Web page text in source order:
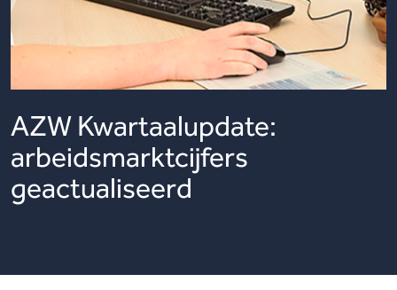
AZW Kwartaalupdate:
arbeidsmarktcijfers
geactualiseerd